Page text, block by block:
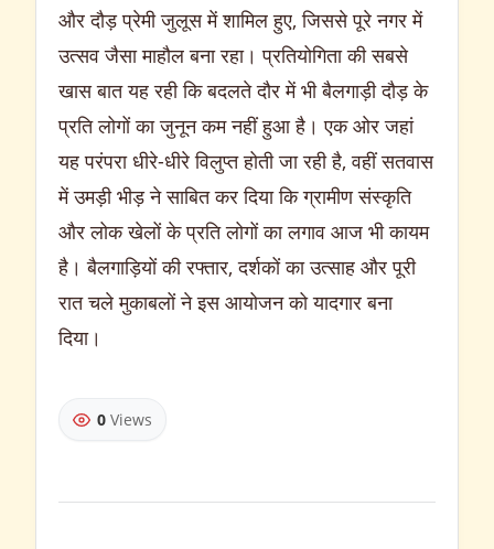
और दौड़ प्रेमी जुलूस में शामिल हुए, जिससे पूरे नगर में
उत्सव जैसा माहौल बना रहा। प्रतियोगिता की सबसे
खास बात यह रही कि बदलते दौर में भी बैलगाड़ी दौड़ के
प्रति लोगों का जुनून कम नहीं हुआ है। एक ओर जहां
यह परंपरा धीरे-धीरे विलुप्त होती जा रही है, वहीं सतवास
में उमड़ी भीड़ ने साबित कर दिया कि ग्रामीण संस्कृति
और लोक खेलों के प्रति लोगों का लगाव आज भी कायम
है। बैलगाड़ियों की रफ्तार, दर्शकों का उत्साह और पूरी
रात चले मुकाबलों ने इस आयोजन को यादगार बना
दिया।
0 Views